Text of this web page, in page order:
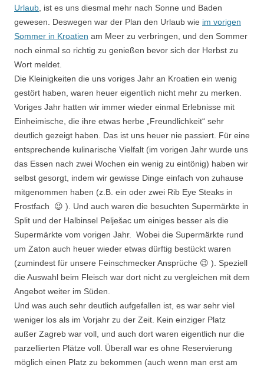
Urlaub , ist es uns diesmal mehr nach Sonne und Baden
gewesen. Deswegen war der Plan den Urlaub wie im vorigen
Sommer in Kroatien am Meer zu verbringen, und den Sommer
noch einmal so richtig zu genießen bevor sich der Herbst zu
Wort meldet.
Die Kleinigkeiten die uns voriges Jahr an Kroatien ein wenig
gestört haben, waren heuer eigentlich nicht mehr zu merken.
Voriges Jahr hatten wir immer wieder einmal Erlebnisse mit
Einheimische, die ihre etwas herbe „Freundlichkeit“ sehr
deutlich gezeigt haben. Das ist uns heuer nie passiert. Für eine
entsprechende kulinarische Vielfalt (im vorigen Jahr wurde uns
das Essen nach zwei Wochen ein wenig zu eintönig) haben wir
selbst gesorgt, indem wir gewisse Dinge einfach von zuhause
mitgenommen haben (z.B. ein oder zwei Rib Eye Steaks in
Frostfach 😉 ). Und auch waren die besuchten Supermärkte in
Split und der Halbinsel Pelješac um einiges besser als die
Supermärkte vom vorigen Jahr. Wobei die Supermärkte rund
um Zaton auch heuer wieder etwas dürftig bestückt waren
(zumindest für unsere Feinschmecker Ansprüche 😉 ). Speziell
die Auswahl beim Fleisch war dort nicht zu vergleichen mit dem
Angebot weiter im Süden.
Und was auch sehr deutlich aufgefallen ist, es war sehr viel
weniger los als im Vorjahr zu der Zeit. Kein einziger Platz
außer Zagreb war voll, und auch dort waren eigentlich nur die
parzellierten Plätze voll. Überall war es ohne Reservierung
möglich einen Platz zu bekommen (auch wenn man erst am